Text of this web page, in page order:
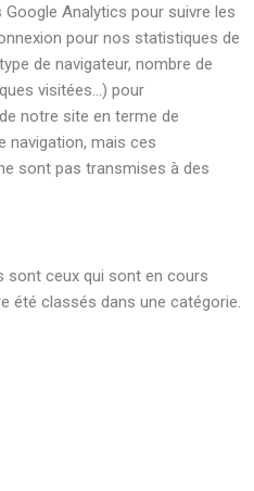
Analytics pour suivre les
pour nos statistiques de
de navigateur, nombre de
visitées…) pour
notre site en terme de
navigation, mais ces
sont pas transmises à des
sont ceux qui sont en cours
été classés dans une catégorie.